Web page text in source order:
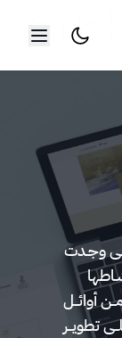
وجـدت
نشـاطها
أوائــل
تطويــر